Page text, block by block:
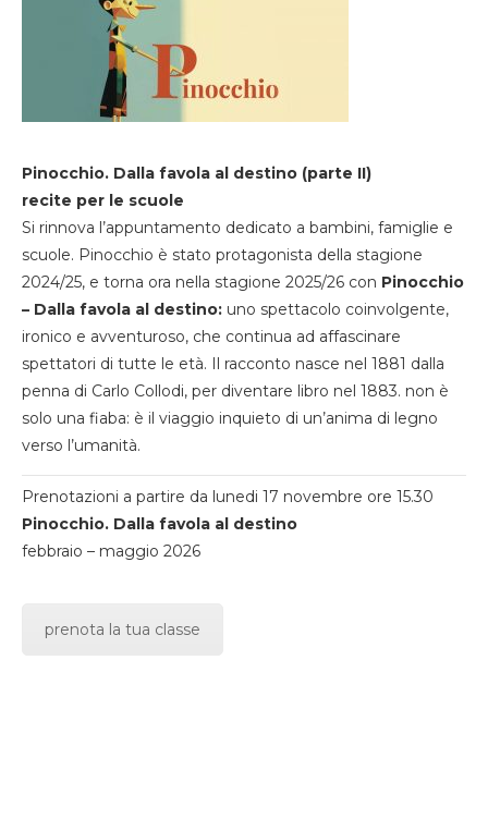
Pinocchio. Dalla favola al destino (parte II)
recite per le scuole
Si rinnova l’appuntamento dedicato a bambini, famiglie e
scuole. Pinocchio è stato protagonista della stagione
2024/25, e torna ora nella stagione 2025/26 con Pinocchio
– Dalla favola al destino: uno spettacolo coinvolgente,
ironico e avventuroso, che continua ad affascinare
spettatori di tutte le età. Il racconto nasce nel 1881 dalla
penna di Carlo Collodi, per diventare libro nel 1883. non è
solo una fiaba: è il viaggio inquieto di un’anima di legno
verso l’umanità.
Prenotazioni a partire da lunedi 17 novembre ore 15.30
Pinocchio. Dalla favola al destino
febbraio – maggio 2026
prenota la tua classe